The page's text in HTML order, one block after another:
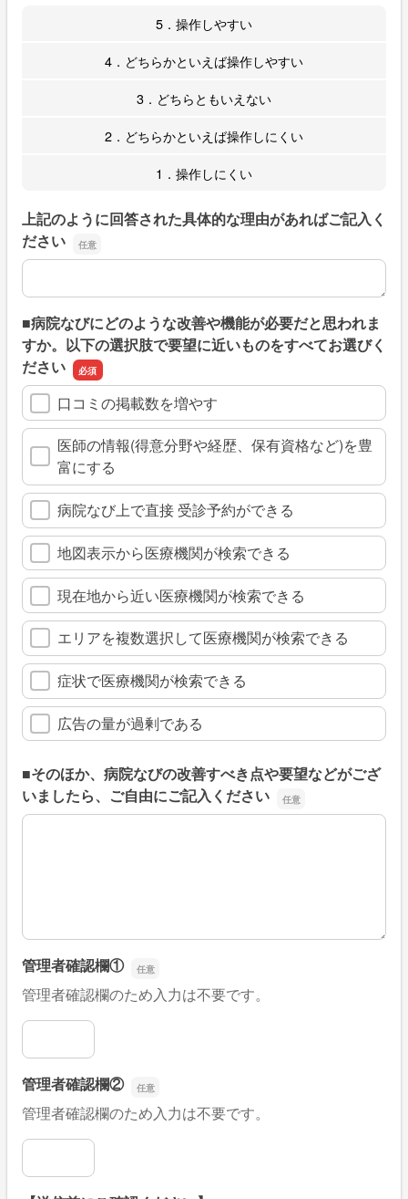
5．操作しやすい
4．どちらかといえば操作しやすい
3．どちらともいえない
2．どちらかといえば操作しにくい
1．操作しにくい
上記のように回答された具体的な理由があればご記入く
ださい
上記のように回答された具体的な理由があればご記入くだ
■病院なびにどのような改善や機能が必要だと思われま
すか。以下の選択肢で要望に近いものをすべてお選びく
ださい
口コミの掲載数を増やす
医師の情報(得意分野や経歴、保有資格など)を豊
富にする
病院なび上で直接 受診予約ができる
地図表示から医療機関が検索できる
現在地から近い医療機関が検索できる
エリアを複数選択して医療機関が検索できる
症状で医療機関が検索できる
広告の量が過剰である
■そのほか、病院なびの改善すべき点や要望などがござ
いましたら、ご自由にご記入ください
■そのほか、病院なびの改善すべき点や要望などがござい
管理者確認欄①
管理者確認欄のため入力は不要です。
管理者確認欄①
管理者確認欄②
管理者確認欄のため入力は不要です。
管理者確認欄②